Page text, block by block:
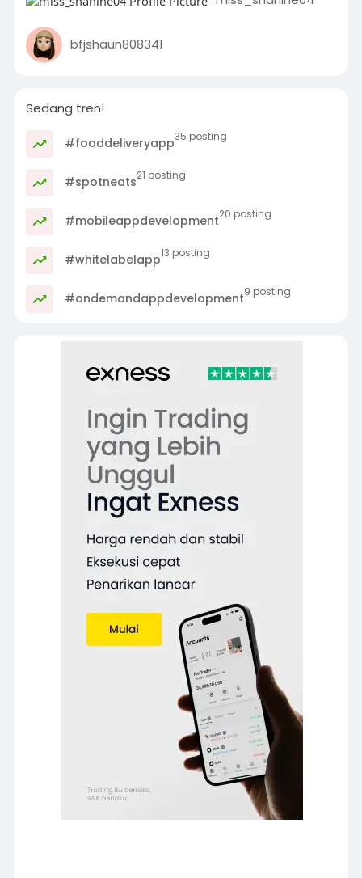
bfjshaun808341
Sedang tren!
#fooddeliveryapp35 posting
#spotneats21 posting
#mobileappdevelopment20 posting
#whitelabelapp13 posting
#ondemandappdevelopment9 posting